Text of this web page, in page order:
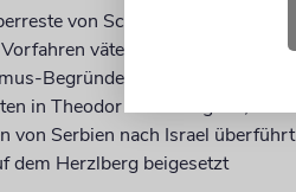
von Schimon und Rikva
väterlicherseits des
Begründers und prägende
in Theodor Herzls Jugend,
von Serbien nach Israel überführt
dem Herzlberg beigesetzt